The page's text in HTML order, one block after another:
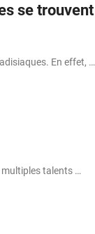
se trouvent
En effet, …
talents …